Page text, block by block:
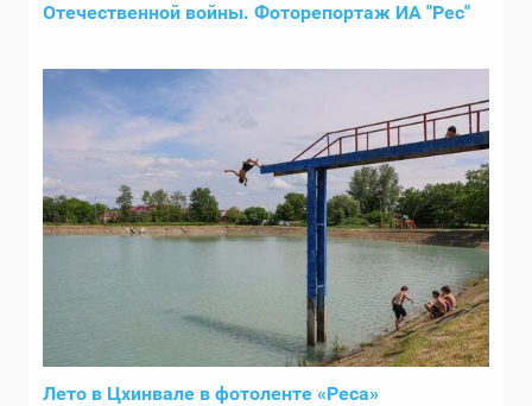
Отечественной войны. Фоторепортаж ИА "Рес"
Лето в Цхинвале в фотоленте «Реса»